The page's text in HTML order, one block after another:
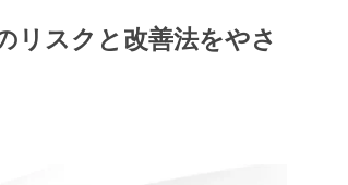
リスクと改善法をやさ